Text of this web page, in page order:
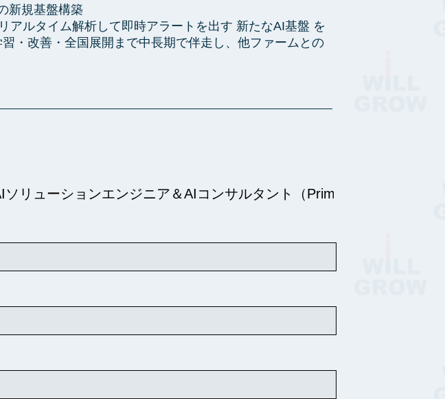
新規基盤構築
アルタイム解析して即時アラートを出す 新たなAI基盤 を
・改善・全国展開まで中長期で伴走し、他ファームとの